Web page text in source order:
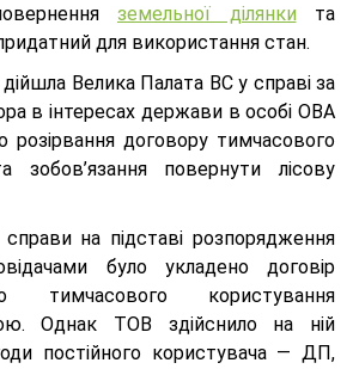
земельної ділянкита
для використання стан.
Велика Палата ВС у справі за
в інтересах держави в особі ОВА
розірвання договору тимчасового
зобов’язання повернути лісову
на підставі розпорядження
було укладено договір
тимчасового користування
Однак ТОВ здійснило на ній
постійного користувача — ДП,